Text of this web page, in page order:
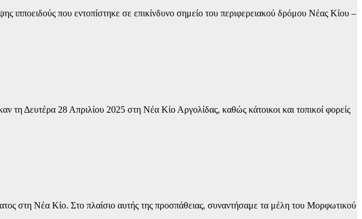
ιπποειδούς που εντοπίστηκε σε επικίνδυνο σημείο του περιφερειακού δρόμου Νέας Κίου –
τη Δευτέρα 28 Απριλίου 2025 στη Νέα Κίο Αργολίδας, καθώς κάτοικοι και τοπικοί φορείς
στη Νέα Κίο. Στο πλαίσιο αυτής της προσπάθειας, συναντήσαμε τα μέλη του Μορφωτικού